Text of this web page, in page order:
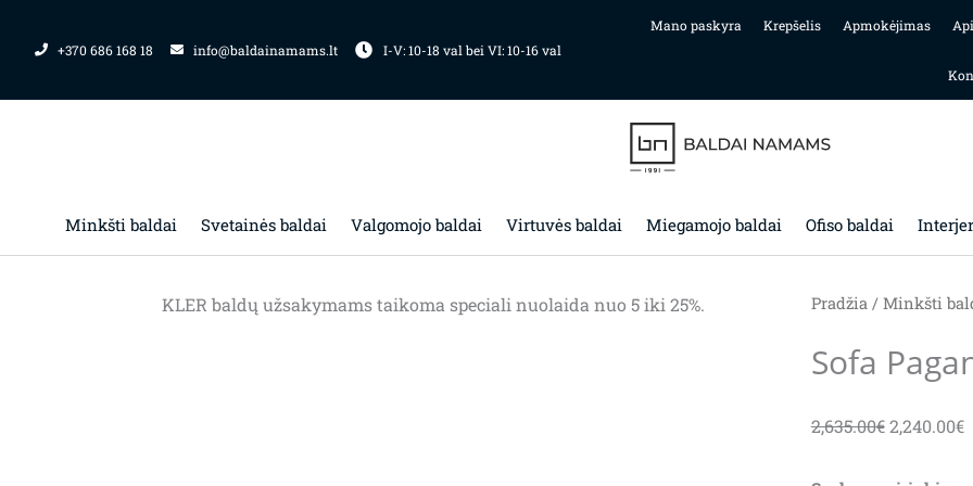
+370 686 168 18 info@baldainamams.lt I-V: 10-18 val bei VI: 10-16 val
Mano paskyra Krepšelis Apmokėjimas
Minkšti baldai Svetainės baldai Valgomojo baldai Virtuvės baldai Miegamojo baldai Ofiso baldai
KLER baldų užsakymams taikoma speciali nuolaida nuo 5 iki 25%. Pradžia/ Minkšti
Sofa
2,635.00€ Original
2,240.00€